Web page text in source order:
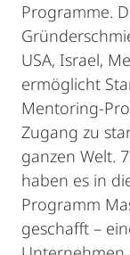
Programme.
USA, Israel,
ermöglicht
Mentoring-
Zugang zu
ganzen Welt.
haben es in
Programm
geschafft –